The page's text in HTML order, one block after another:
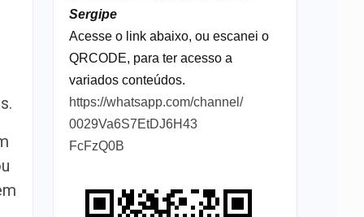
Sergipe
Acesse o link abaixo, ou escanei o
QRCODE, para ter acesso a
variados conteúdos.
https://whatsapp.com/channel/
0029Va6S7EtDJ6H43
FcFzQ0B